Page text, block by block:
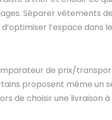
Séparer vêtements
l’espace dans
de prix/
proposent même un
de choisir une livraison